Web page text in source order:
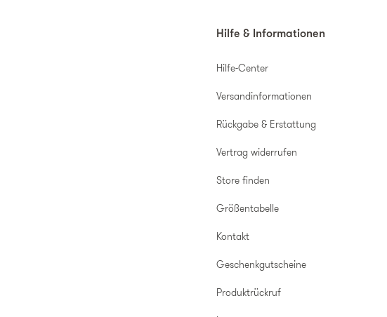
Hilfe & Informationen
Hilfe-Center
Versandinformationen
Rückgabe & Erstattung
Vertrag widerrufen
Store finden
Größentabelle
Kontakt
Geschenkgutscheine
Produktrückruf